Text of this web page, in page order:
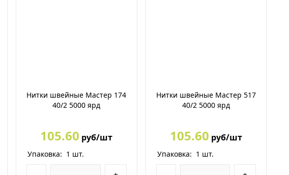
Нитки швейные Мастер 174
40/2 5000 ярд
105.60 руб/шт
Упаковка: 1 шт.
Нитки швейные Мастер 517
40/2 5000 ярд
105.60 руб/шт
Упаковка: 1 шт.